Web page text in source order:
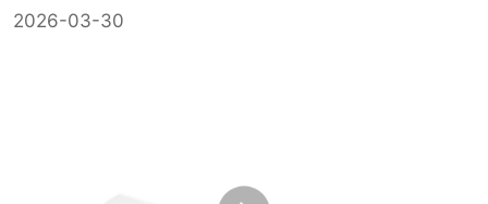
2026-03-30